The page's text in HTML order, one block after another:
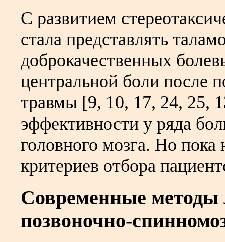
С развитием
стала представлять
доброкачественных
центральной боли после
травмы [9, 10, 17, 24, 25,
эффективности у ряда
головного мозга. Но пока
критериев отбора
Современные методы
позвоночно-